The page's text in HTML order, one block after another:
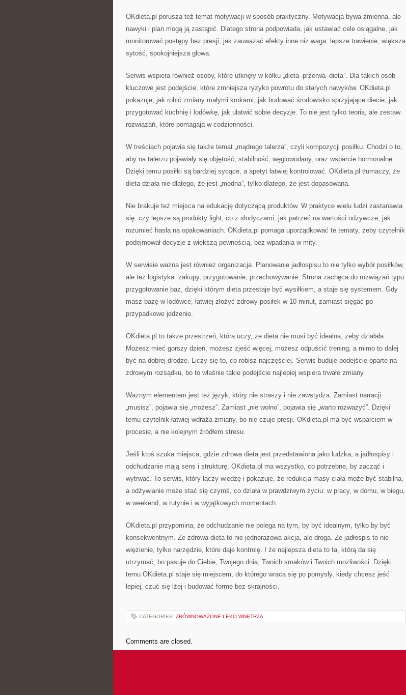
OKdieta.pl porusza też temat motywacji w sposób praktyczny. Motywacja bywa zmienna, ale
nawyki i plan mogą ją zastąpić. Dlatego strona podpowiada, jak ustawiać cele osiągalne, jak
monitorować postępy bez presji, jak zauważać efekty inne niż waga: lepsze trawienie, większa
sytość, spokojniejsza głowa.
Serwis wspiera również osoby, które utknęły w kółku „dieta–przerwa–dieta”. Dla takich osób
kluczowe jest podejście, które zmniejsza ryzyko powrotu do starych nawyków. OKdieta.pl
pokazuje, jak robić zmiany małymi krokami, jak budować środowisko sprzyjające diecie, jak
przygotować kuchnię i lodówkę, jak ułatwić sobie decyzje. To nie jest tylko teoria, ale zestaw
rozwiązań, które pomagają w codzienności.
W treściach pojawia się także temat „mądrego talerza”, czyli kompozycji posiłku. Chodzi o to,
aby na talerzu pojawiały się objętość, stabilność, węglowodany, oraz wsparcie hormonalne.
Dzięki temu posiłki są bardziej sycące, a apetyt łatwiej kontrolować. OKdieta.pl tłumaczy, że
dieta działa nie dlatego, że jest „modna”, tylko dlatego, że jest dopasowana.
Nie brakuje też miejsca na edukację dotyczącą produktów. W praktyce wielu ludzi zastanawia
się: czy lepsze są produkty light, co z słodyczami, jak patrzeć na wartości odżywcze, jak
rozumieć hasła na opakowaniach. OKdieta.pl pomaga uporządkować te tematy, żeby czytelnik
podejmował decyzje z większą pewnością, bez wpadania w mity.
W serwisie ważna jest również organizacja. Planowanie jadłospisu to nie tylko wybór posiłków,
ale też logistyka: zakupy, przygotowanie, przechowywanie. Strona zachęca do rozwiązań typu
przygotowanie baz, dzięki którym dieta przestaje być wysiłkiem, a staje się systemem. Gdy
masz bazę w lodówce, łatwiej złożyć zdrowy posiłek w 10 minut, zamiast sięgać po
przypadkowe jedzenie.
OKdieta.pl to także przestrzeń, która uczy, że dieta nie musi być idealna, żeby działała.
Możesz mieć gorszy dzień, możesz zjeść więcej, możesz odpuścić trening, a mimo to dalej
być na dobrej drodze. Liczy się to, co robisz najczęściej. Serwis buduje podejście oparte na
zdrowym rozsądku, bo to właśnie takie podejście najlepiej wspiera trwałe zmiany.
Ważnym elementem jest też język, który nie straszy i nie zawstydza. Zamiast narracji
„musisz”, pojawia się „możesz”. Zamiast „nie wolno”, pojawia się „warto rozważyć”. Dzięki
temu czytelnik łatwiej wdraża zmiany, bo nie czuje presji. OKdieta.pl ma być wsparciem w
procesie, a nie kolejnym źródłem stresu.
Jeśli ktoś szuka miejsca, gdzie zdrowa dieta jest przedstawiona jako ludzka, a jadłospisy i
odchudzanie mają sens i strukturę, OKdieta.pl ma wszystko, co potrzebne, by zacząć i
wytrwać. To serwis, który łączy wiedzę i pokazuje, że redukcja masy ciała może być stabilna,
a odżywianie może stać się czymś, co działa w prawdziwym życiu: w pracy, w domu, w biegu,
w weekend, w rutynie i w wyjątkowych momentach.
OKdieta.pl przypomina, że odchudzanie nie polega na tym, by być idealnym, tylko by być
konsekwentnym. Że zdrowa dieta to nie jednorazowa akcja, ale droga. Że jadłospis to nie
więzienie, tylko narzędzie, które daje kontrolę. I że najlepsza dieta to ta, którą da się
utrzymać, bo pasuje do Ciebie, Twojego dnia, Twoich smaków i Twoich możliwości. Dzięki
temu OKdieta.pl staje się miejscem, do którego wraca się po pomysły, kiedy chcesz jeść
lepiej, czuć się lżej i budować formę bez skrajności.
CATEGORIES: ZRÓWNOWAŻONE I EKO WNĘTRZA
Comments are closed.